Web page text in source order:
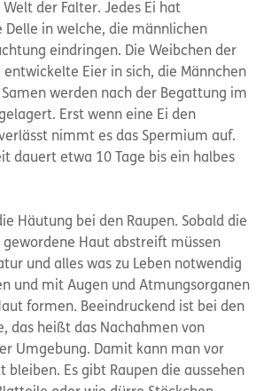
der Falter. Jedes Ei hat
Delle in welche, die männlichen
eindringen. Die Weibchen der
Eier in sich, die Männchen
werden nach der Begattung im
Erst wenn eine Ei den
nimmt es das Spermium auf.
dauert etwa 10 Tage bis ein halbes
Häutung bei den Raupen. Sobald die
gewordene Haut abstreift müssen
und alles was zu Leben notwendig
und mit Augen und Atmungsorganen
formen. Beeindruckend ist bei den
das heißt das Nachahmen von
Umgebung. Damit kann man vor
bleiben. Es gibt Raupen die aussehen